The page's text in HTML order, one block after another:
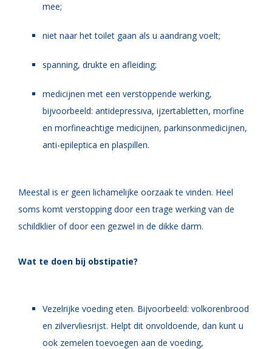
mee;
niet naar het toilet gaan als u aandrang voelt;
spanning, drukte en afleiding;
medicijnen met een verstoppende werking,
bijvoorbeeld: antidepressiva, ijzertabletten, morfine
en morfineachtige medicijnen, parkinsonmedicijnen,
anti-epileptica en plaspillen.
Meestal is er geen lichamelijke oorzaak te vinden. Heel
soms komt verstopping door een trage werking van de
schildklier of door een gezwel in de dikke darm.
Wat te doen bij obstipatie?
Vezelrijke voeding eten. Bijvoorbeeld: volkorenbrood
en zilvervliesrijst. Helpt dit onvoldoende, dan kunt u
ook zemelen toevoegen aan de voeding,